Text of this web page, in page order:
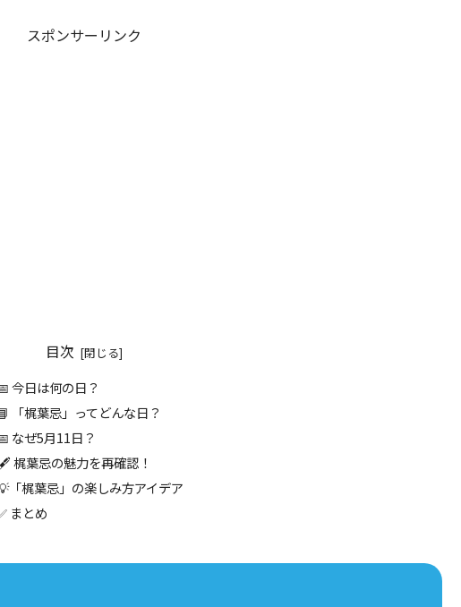
スポンサーリンク
目次
今日は何の日？
「梶葉忌」ってどんな日？
なぜ5月11日？
梶葉忌の魅力を再確認！
「梶葉忌」の楽しみ方アイデア
まとめ